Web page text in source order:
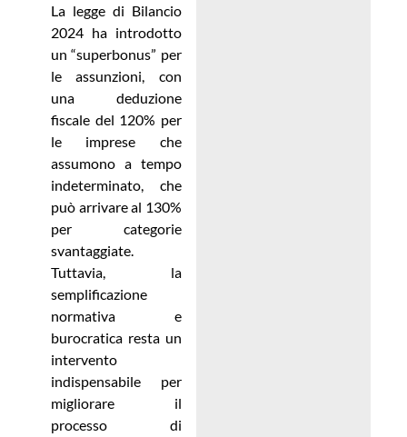
La legge di Bilancio
2024 ha introdotto
un “superbonus” per
le assunzioni, con
una deduzione
fiscale del 120% per
le imprese che
assumono a tempo
indeterminato, che
può arrivare al 130%
per categorie
svantaggiate.
Tuttavia, la
semplificazione
normativa e
burocratica resta un
intervento
indispensabile per
migliorare il
processo di